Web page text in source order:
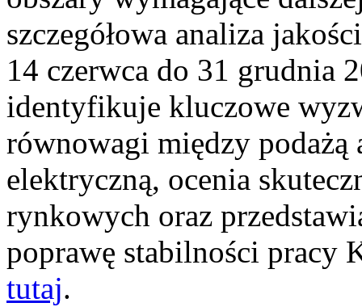
szczegółowa analiza
14 czerwca do 31 grudnia
identyfikuje kluczowe
równowagi między podażą
elektryczną, ocenia
rynkowych oraz
poprawę stabilności pracy
tutaj.